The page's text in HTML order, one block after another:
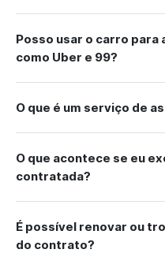
Posso usar o carro
como Uber e 99?
O que é um serviço de
O que acontece se eu
contratada?
É possível renovar ou
do contrato?